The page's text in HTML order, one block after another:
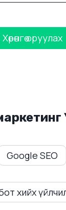
Хөрөнгө оруулах
Google SEO
хийх